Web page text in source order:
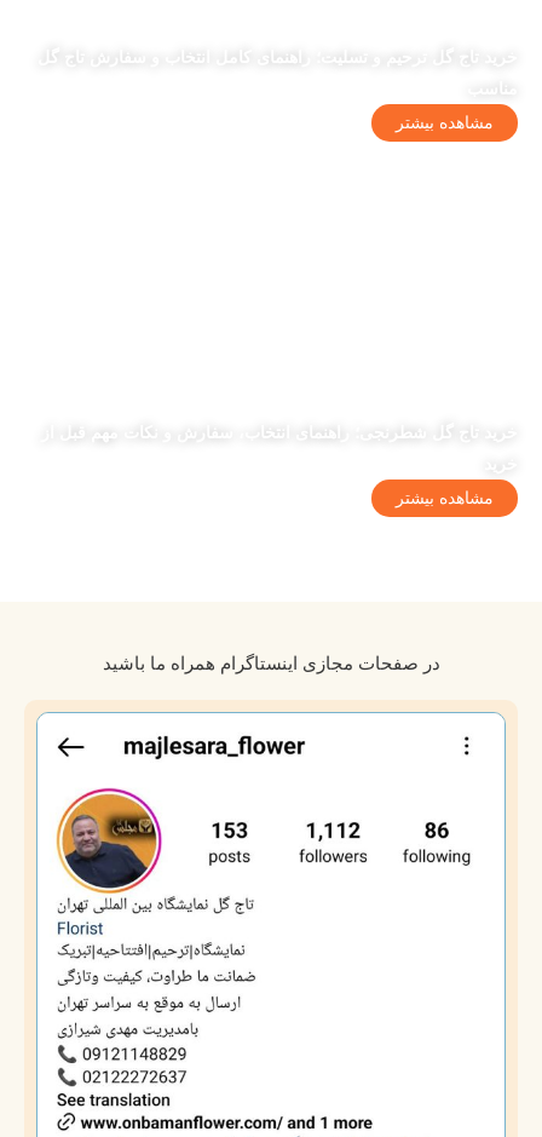
خرید تاج گل ترحیم و تسلیت؛ راهنمای کامل انتخاب و سفارش تاج گل
مشاهده بیشتر
خرید تاج گل شطرنجی؛ راهنمای انتخاب، سفارش و نکات مهم قبل از
مشاهده بیشتر
در صفحات مجازی اینستاگرام همراه ما باشید